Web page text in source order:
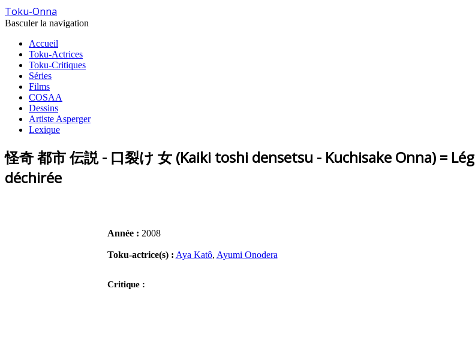
Toku-Onna
Basculer la navigation
Accueil
Toku-Actrices
Toku-Critiques
Séries
Films
COSAA
Dessins
Artiste Asperger
Lexique
怪奇 都市 伝説 - 口裂け 女 (Kaiki toshi densetsu - Kuchisake Onna) =
déchirée
Année : 2008
Toku-actrice(s) : Aya Katô, Ayumi Onodera
Critique :